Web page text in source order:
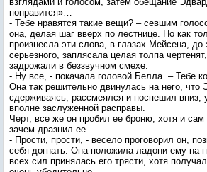
понравится»…
- Тебе нравятся такие вещи? – севшим
она, делая шаг вверх по лестнице. Но как
произнесла эти слова, в глазах Мейсена, до
серьезного, заплясала целая толпа
задрожали в беззвучном смехе.
- Ну все, - покачала головой Белла. – Тебе
Она так решительно двинулась на него, что
сдерживаясь, рассмеялся и поспешил вниз,
вполне заслуженной расправы.
Черт, все же он пробил ее броню, хотя и
зачем дразнил ее.
- Прости, прости, - весело проговорил он,
себя догнать. Она положила ладони ему на
всех сил принялась его трясти, хотя